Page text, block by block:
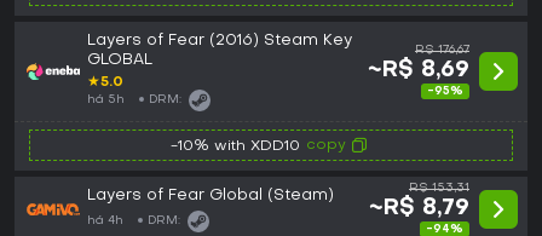
Layers of Fear (2016) Steam Key
GLOBAL
★5.0
há 5h DRM:
R$ 176,67
~R$ 8,69
-95%
-10% with XDD10 copy
Layers of Fear Global (Steam)
há 4h DRM:
R$ 153,31
~R$ 8,79
-94%